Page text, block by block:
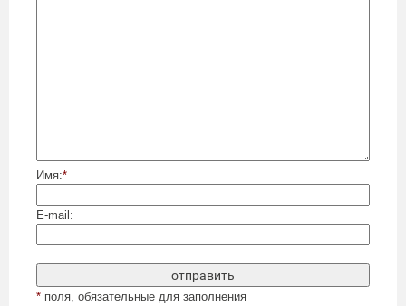
Имя:*
E-mail:
* поля, обязательные для заполнения